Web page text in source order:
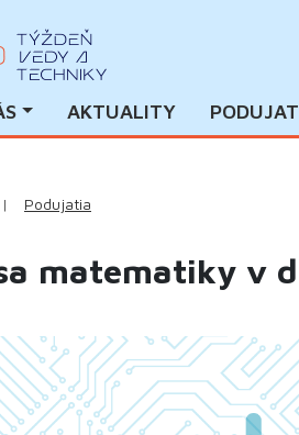
AKTUALITY
| Podujatia
matematiky v